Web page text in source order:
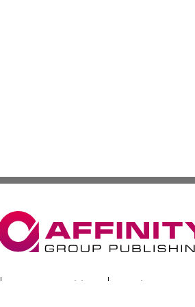
Terms & Conditions Copyright/